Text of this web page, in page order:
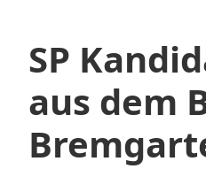
SP
aus dem